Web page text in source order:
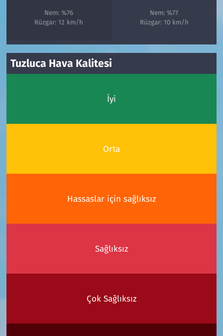
Nem: %76
Rüzgar: 12 km/h
Nem: %77
Rüzgar: 10 km/h
Tuzluca Hava Kalitesi
İyi
Orta
Hassaslar için sağlıksız
Sağlıksız
Çok Sağlıksız